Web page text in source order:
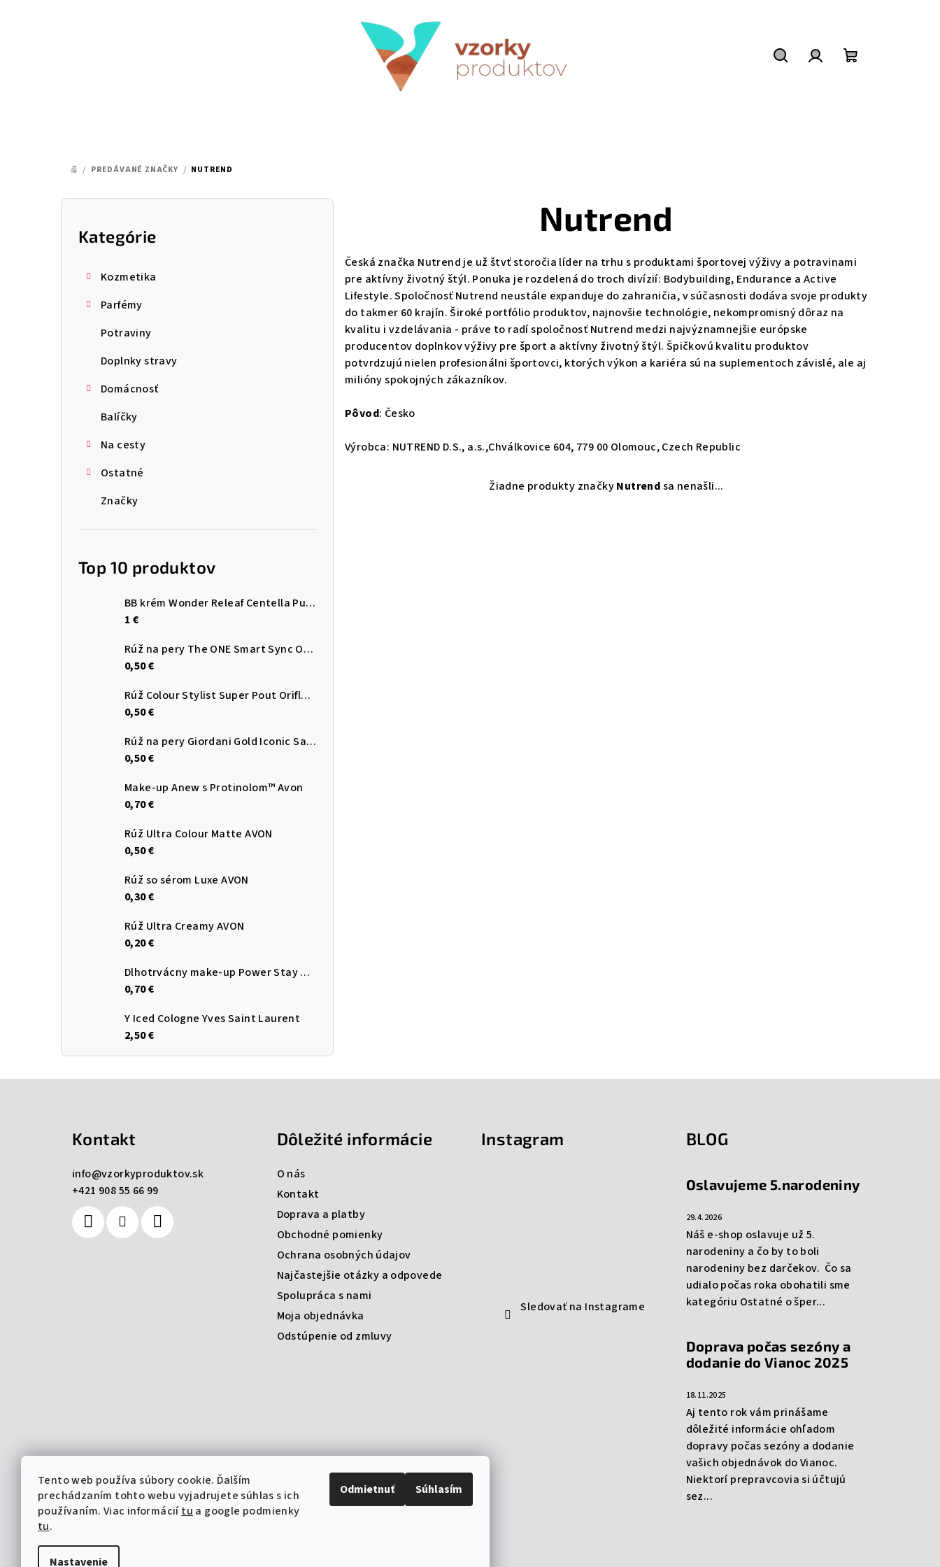
Tento web používa súbory cookie. Ďalším
prechádzaním tohto webu vyjadrujete súhlas s ich
používaním. Viac informáciítu a google podmienky
tu.
Nastavenie
Odmietnuť Súhlasím
DOMOV
/ PREDÁVANÉ ZNAČKY / NUTREND
B
Preskočiť
kategórie
Kategórie
Kozmetika
Parfémy
Potraviny
Doplnky stravy
Domácnosť
Balíčky
Na cesty
Ostatné
Značky
Top 10 produktov
BB krém Wonder Releaf Centella Purito Seoul
1 €
Rúž na pery The ONE Smart Sync Oriflame
0,50 €
Rúž Colour Stylist Super Pout Oriflame
0,50 €
Rúž na pery Giordani Gold Iconic Satin SPF15 Oriflame
0,50 €
Make-up Anew s Protinolom™ Avon
0,70 €
Rúž Ultra Colour Matte AVON
0,50 €
Rúž so sérom Luxe AVON
0,30 €
Rúž Ultra Creamy AVON
0,20 €
Dlhotrvácny make-up Power Stay AVON
0,70 €
Y Iced Cologne Yves Saint Laurent
2,50 €
Nutrend
Česká značka Nutrend je už štvť storočia líder na trhu s produktami športovej výživy a potravinami
pre aktívny životný štýl. Ponuka je rozdelená do troch divízií: Bodybuilding, Endurance a Active
Lifestyle. Spoločnosť Nutrend neustále expanduje do zahraničia, v súčasnosti dodáva svoje produkty
do takmer 60 krajín. Široké portfólio produktov, najnovšie technológie, nekompromisný dôraz na
kvalitu i vzdelávania - práve to radí spoločnosť Nutrend medzi najvýznamnejšie európske
producentov doplnkov výživy pre šport a aktívny životný štýl. Špičkovú kvalitu produktov
potvrdzujú nielen profesionálni športovci, ktorých výkon a kariéra sú na suplementoch závislé, ale aj
milióny spokojných zákazníkov.
Pôvod: Česko
Výrobca: NUTREND D.S., a.s.,Chválkovice 604, 779 00 Olomouc, Czech Republic
Žiadne produkty značkyNutrendsa nenašli...
Kontakt
info@vzorkyproduktov.sk
+421 908 55 66 99
Dôležité informácie
O nás
Kontakt
Doprava a platby
Obchodné pomienky
Ochrana osobných údajov
Najčastejšie otázky a odpovede
Spolupráca s nami
Moja objednávka
Odstúpenie od zmluvy
Instagram
Sledovať na Instagrame
BLOG
Oslavujeme 5.narodeniny
29.4.2026
Náš e-shop oslavuje už 5.
narodeniny a čo by to boli
narodeniny bez darčekov. Čo sa
udialo počas roka obohatili sme
kategóriu Ostatné o šper...
Doprava počas sezóny a
dodanie do Vianoc 2025
18.11.2025
Aj tento rok vám prinášame
dôležité informácie ohľadom
dopravy počas sezóny a dodanie
vašich objednávok do Vianoc.
Niektorí prepravcovia si účtujú
sez...